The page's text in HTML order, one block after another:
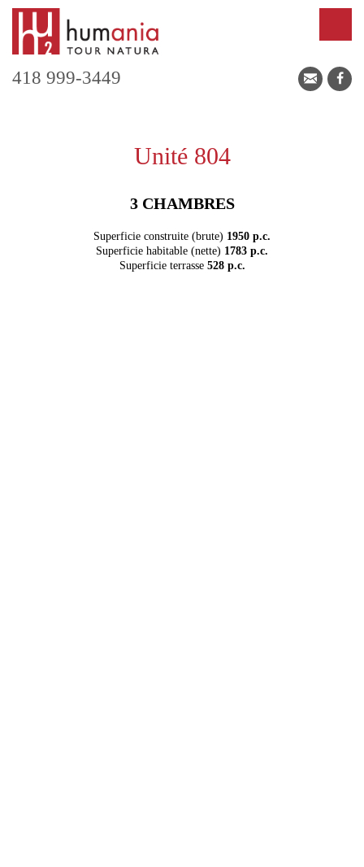
418 999-3449
Unité 804
3 CHAMBRES
Superficie construite (brute) 1950 p.c.
Superficie habitable (nette) 1783 p.c.
Superficie terrasse 528 p.c.